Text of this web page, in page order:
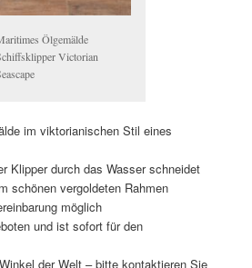
Ölgemälde
Victorian
im viktorianischen Stil eines
Klipper durch das Wasser schneidet
schönen vergoldeten Rahmen
möglich
und ist sofort für den
der Welt – bitte kontaktieren Sie